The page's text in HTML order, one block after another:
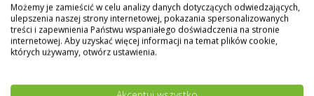
Nie dodałeś żadnych produktów do porównania.
Nowości
Wymiennik NIBE z dwiema wężownicami
Możemy je zamieścić w celu analizy danych dotyczących odwiedzających,
ulepszenia naszej strony internetowej, pokazania spersonalizowanych
treści i zapewnienia Państwu wspaniałego doświadczenia na stronie
internetowej. Aby uzyskać więcej informacji na temat plików cookie,
których używamy, otwórz ustawienia.